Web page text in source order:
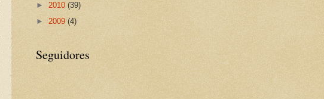
► 2010 (39)
► 2009 (4)
Seguidores